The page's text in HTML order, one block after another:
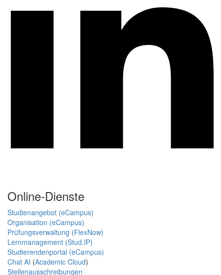
Online-Dienste
Studienangebot (eCampus)
Organisation (eCampus)
Prüfungsverwaltung (FlexNow)
Lernmanagement (Stud.IP)
Studierendenportal (eCampus)
Chat AI (Academic Cloud)
Stellenausschreibungen